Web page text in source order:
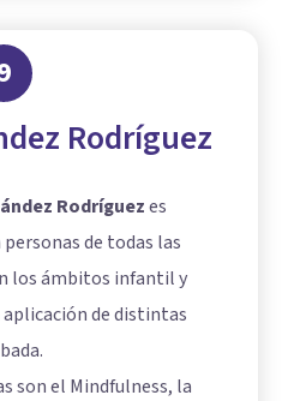
Rodríguez
Rodríguezes
de todas las
los ámbitos infantil y
de distintas
son el Mindfulness, la